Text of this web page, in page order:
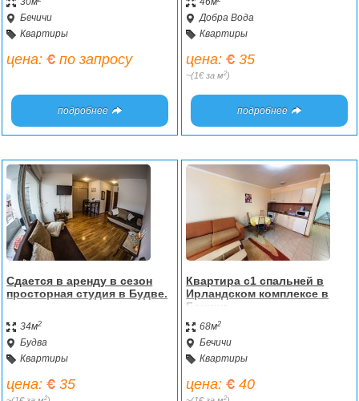
Бечичи
Квартиры
цена: по запросу
подробнее
Добра Вода
Квартиры
цена: 35
~(1€ за м2)
подробнее
Сдается в аренду в сезон
просторная студия в Будве.
34м2
Будва
Квартиры
цена: 35
2
Квартира с1 спальней в
Ирландском комплексе в
Бечичи
68м2
Бечичи
Квартиры
цена: 40
2